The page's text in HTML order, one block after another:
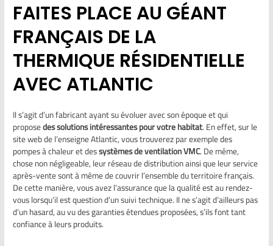
FAITES PLACE AU GÉANT
FRANÇAIS DE LA
THERMIQUE RÉSIDENTIELLE
AVEC ATLANTIC
Il s’agit d’un fabricant ayant su évoluer avec son époque et qui
proposedes solutions intéressantes pour votre habitat. En effet, sur le
site web de l’enseigne Atlantic, vous trouverez par exemple des
pompes à chaleur et dessystèmes de ventilation VMC. De même,
chose non négligeable, leur réseau de distribution ainsi que leur service
après-vente sont à même de couvrir l’ensemble du territoire français.
De cette manière, vous avez l’assurance que la qualité est au rendez-
vous lorsqu’il est question d’un suivi technique. Il ne s’agit d’ailleurs pas
d’un hasard, au vu des garanties étendues proposées, s’ils font tant
confiance à leurs produits.